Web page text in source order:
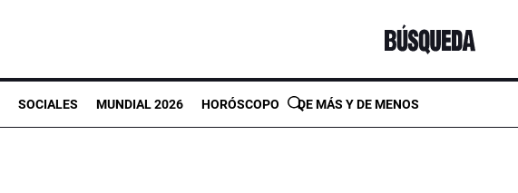
SOCIALES MUNDIAL 2026 HORÓSCOPO DE MÁS Y DE MENOS